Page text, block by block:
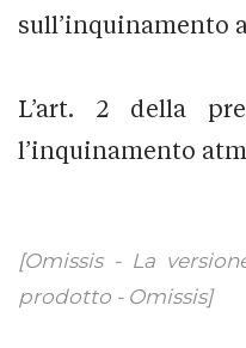
sull’inquinamento
L’art. 2 della
l’inquinamento
[Omissis - La
prodotto - Omissis]